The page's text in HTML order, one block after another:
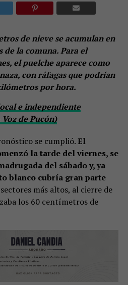
de nieve se acumulan en
de la comuna. Para el
el puelche aparece como
con ráfagas que podrían
por hora.
e independiente
de Pucón)
se cumplió. El
la tarde del viernes, se
del sábado y, ya
blanco cubría gran parte
más altos, al cierre de
los 60 centímetros de